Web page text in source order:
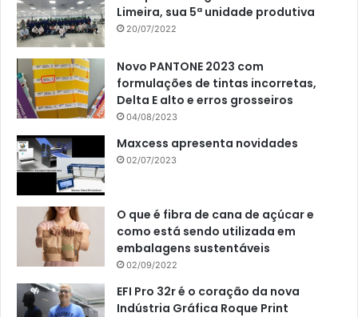
Limeira, sua 5ª unidade produtiva
20/07/2022
Novo PANTONE 2023 com
formulações de tintas incorretas,
Delta E alto e erros grosseiros
04/08/2023
Maxcess apresenta novidades
02/07/2023
O que é fibra de cana de açúcar e
como está sendo utilizada em
embalagens sustentáveis
02/09/2022
EFI Pro 32r é o coração da nova
Indústria Gráfica Roque Print